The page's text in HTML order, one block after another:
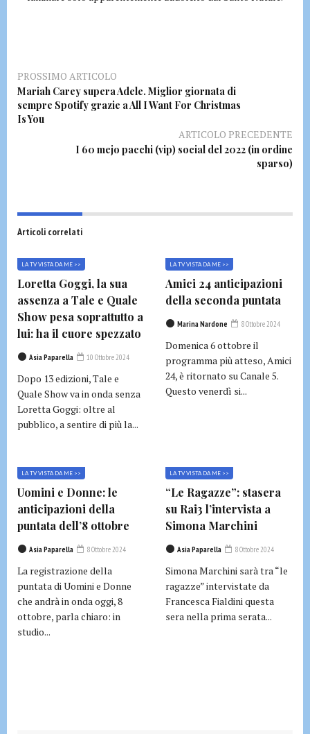
PROSSIMO ARTICOLO
Mariah Carey supera Adele. Miglior giornata di
sempre Spotify grazie a All I Want For Christmas
Is You
ARTICOLO PRECEDENTE
I 60 mejo pacchi (vip) social del 2022 (in ordine
sparso)
Articoli correlati
LA TV VISTA DA ME >>
Loretta Goggi, la sua
assenza a Tale e Quale
Show pesa soprattutto a
lui: ha il cuore spezzato
Asia Paparella 10 Ottobre 2024
Dopo 13 edizioni, Tale e
Quale Show va in onda senza
Loretta Goggi: oltre al
pubblico, a sentire di più la...
LA TV VISTA DA ME >>
Amici 24 anticipazioni
della seconda puntata
Marina Nardone 8 Ottobre 2024
Domenica 6 ottobre il
programma più atteso, Amici
24, è ritornato su Canale 5.
Questo venerdì si...
LA TV VISTA DA ME >>
Uomini e Donne: le
anticipazioni della
puntata dell’8 ottobre
Asia Paparella 8 Ottobre 2024
La registrazione della
puntata di Uomini e Donne
che andrà in onda oggi, 8
ottobre, parla chiaro: in
studio...
LA TV VISTA DA ME >>
“Le Ragazze”: stasera
su Rai3 l’intervista a
Simona Marchini
Asia Paparella 8 Ottobre 2024
Simona Marchini sarà tra “le
ragazze” intervistate da
Francesca Fialdini questa
sera nella prima serata...